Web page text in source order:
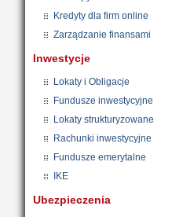
Kredyty dla firm online
Zarządzanie finansami
Inwestycje
Lokaty i Obligacje
Fundusze inwestycyjne
Lokaty strukturyzowane
Rachunki inwestycyjne
Fundusze emerytalne
IKE
Ubezpieczenia